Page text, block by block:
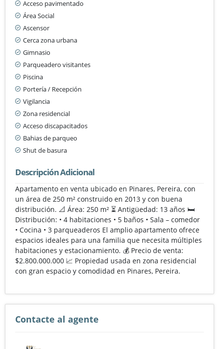
Acceso pavimentado
Área Social
Ascensor
Cerca zona urbana
Gimnasio
Parqueadero visitantes
Piscina
Portería / Recepción
Vigilancia
Zona residencial
Acceso discapacitados
Bahias de parqueo
Shut de basura
Descripción Adicional
Apartamento en venta ubicado en Pinares, Pereira, con
un área de 250 m² construido en 2013 y con buena
distribución. 📐 Área: 250 m² ⏳ Antigüedad: 13 años 🛏️
Distribución: • 4 habitaciones • 5 baños • Sala – comedor
• Cocina • 3 parqueaderos El amplio apartamento ofrece
espacios ideales para una familia que necesita múltiples
habitaciones y estacionamiento. 💰 Precio de venta:
$2.800.000.000 📈 Propiedad usada en zona residencial
con gran espacio y comodidad en Pinares, Pereira.
Contacte al agente